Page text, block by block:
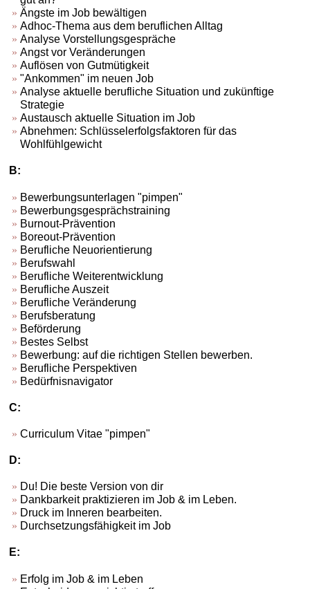
Ängste im Job bewältigen
Adhoc-Thema aus dem beruflichen Alltag
Analyse Vorstellungsgespräche
Angst vor Veränderungen
Auflösen von Gutmütigkeit
"Ankommen" im neuen Job
Analyse aktuelle berufliche Situation und zukünftige
Strategie
Austausch aktuelle Situation im Job
Abnehmen: Schlüsselerfolgsfaktoren für das
Wohlfühlgewicht
B:
Bewerbungsunterlagen "pimpen"
Bewerbungsgesprächstraining
Burnout-Prävention
Boreout-Prävention
Berufliche Neuorientierung
Berufswahl
Berufliche Weiterentwicklung
Berufliche Auszeit
Berufliche Veränderung
Berufsberatung
Beförderung
Bestes Selbst
Bewerbung: auf die richtigen Stellen bewerben.
Berufliche Perspektiven
Bedürfnisnavigator
C:
Curriculum Vitae "pimpen"
D:
Du! Die beste Version von dir
Dankbarkeit praktizieren im Job & im Leben.
Druck im Inneren bearbeiten.
Durchsetzungsfähigkeit im Job
E:
Erfolg im Job & im Leben